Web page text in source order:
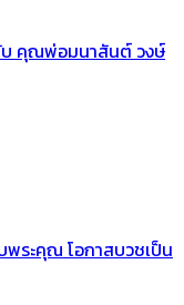
คุณพ่อมนาสันต์ วงษ์
ระคุณ โอกาสบวชเป็น